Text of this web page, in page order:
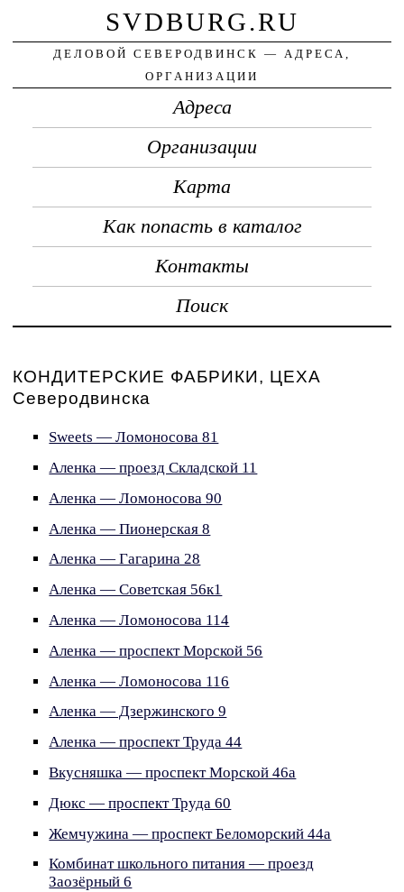
SVDBURG.RU
ДЕЛОВОЙ СЕВЕРОДВИНСК — АДРЕСА,
ОРГАНИЗАЦИИ
Адреса
Организации
Карта
Как попасть в каталог
Контакты
Поиск
КОНДИТЕРСКИЕ ФАБРИКИ, ЦЕХА
Северодвинска
Sweets — Ломоносова 81
Аленка — проезд Складской 11
Аленка — Ломоносова 90
Аленка — Пионерская 8
Аленка — Гагарина 28
Аленка — Советская 56к1
Аленка — Ломоносова 114
Аленка — проспект Морской 56
Аленка — Ломоносова 116
Аленка — Дзержинского 9
Аленка — проспект Труда 44
Вкусняшка — проспект Морской 46а
Дюкс — проспект Труда 60
Жемчужина — проспект Беломорский 44а
Комбинат школьного питания — проезд
Заозёрный 6